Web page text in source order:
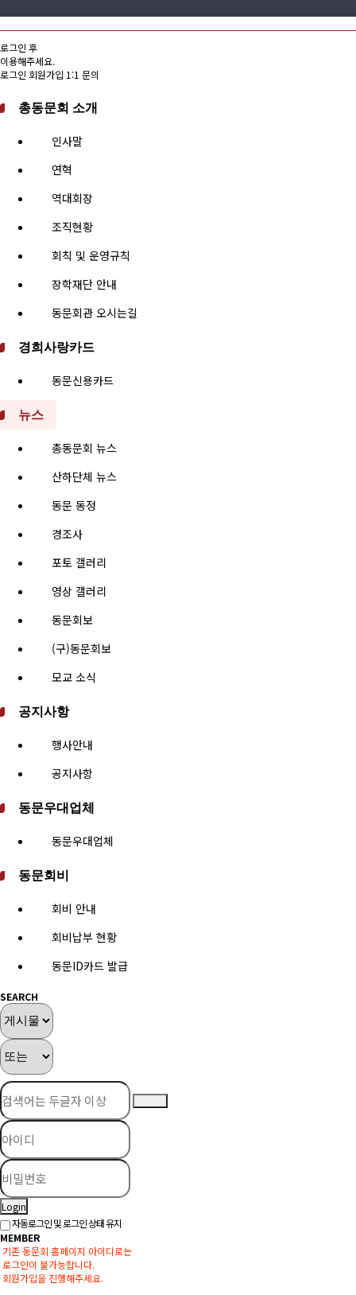
로그인 후
이용해주세요.
로그인 회원가입 1:1 문의
총동문회 소개
인사말
연혁
역대회장
조직현황
회칙 및 운영규칙
장학재단 안내
동문회관 오시는길
경희사랑카드
동문신용카드
뉴스
총동문회 뉴스
산하단체 뉴스
동문 동정
경조사
포토 갤러리
영상 갤러리
동문회보
(구)동문회보
모교 소식
공지사항
행사안내
공지사항
동문우대업체
동문우대업체
동문회비
회비 안내
회비납부 현황
동문ID카드 발급
SEARCH
Login
자동로그인 및 로그인 상태 유지
MEMBER
기존 동문회 홈페이지 아이디로는
로그인이 불가능합니다.
회원가입을 진행해주세요.